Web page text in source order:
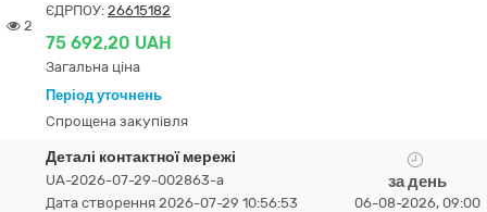
2
ЄДРПОУ: 26615182
75 692,20 UAH
Загальна ціна
Період уточнень
Спрощена закупівля
Деталі контактної мережі
UA-2026-07-29-002863-a
Дата створення 2026-07-29 10:56:53
за день
06-08-2026, 09:00